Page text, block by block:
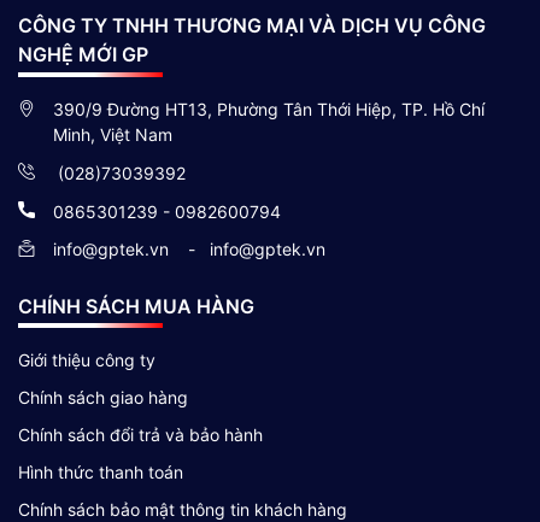
CÔNG TY TNHH THƯƠNG MẠI VÀ DỊCH VỤ CÔNG
NGHỆ MỚI GP
390/9 Đường HT13, Phường Tân Thới Hiệp, TP. Hồ Chí
Minh, Việt Nam
(028)73039392
0865301239 - 0982600794
info@gptek.vn
- info@gptek.vn
CHÍNH SÁCH MUA HÀNG
Giới thiệu công ty
Chính sách giao hàng
Chính sách đổi trả và bảo hành
Hình thức thanh toán
Chính sách bảo mật thông tin khách hàng